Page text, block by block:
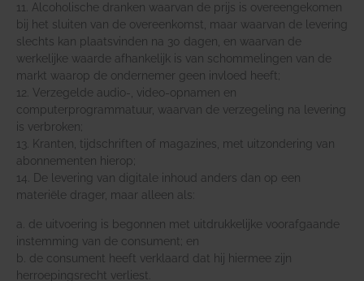
11. Alcoholische dranken waarvan de prijs is overeengekomen
bij het sluiten van de overeenkomst, maar waarvan de levering
slechts kan plaatsvinden na 30 dagen, en waarvan de
werkelijke waarde afhankelijk is van schommelingen van de
markt waarop de ondernemer geen invloed heeft;
12. Verzegelde audio-, video-opnamen en
computerprogrammatuur, waarvan de verzegeling na levering
is verbroken;
13. Kranten, tijdschriften of magazines, met uitzondering van
abonnementen hierop;
14. De levering van digitale inhoud anders dan op een
materiële drager, maar alleen als:
a. de uitvoering is begonnen met uitdrukkelijke voorafgaande
instemming van de consument; en
b. de consument heeft verklaard dat hij hiermee zijn
herroepingsrecht verliest.